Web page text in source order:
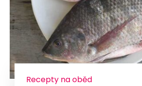
Recepty na oběd